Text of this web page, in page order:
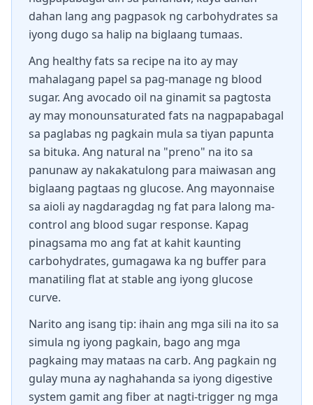
dahan lang ang pagpasok ng carbohydrates sa
iyong dugo sa halip na biglaang tumaas.
Ang healthy fats sa recipe na ito ay may
mahalagang papel sa pag-manage ng blood
sugar. Ang avocado oil na ginamit sa pagtosta
ay may monounsaturated fats na nagpapabagal
sa paglabas ng pagkain mula sa tiyan papunta
sa bituka. Ang natural na "preno" na ito sa
panunaw ay nakakatulong para maiwasan ang
biglaang pagtaas ng glucose. Ang mayonnaise
sa aioli ay nagdaragdag ng fat para lalong ma-
control ang blood sugar response. Kapag
pinagsama mo ang fat at kahit kaunting
carbohydrates, gumagawa ka ng buffer para
manatiling flat at stable ang iyong glucose
curve.
Narito ang isang tip: ihain ang mga sili na ito sa
simula ng iyong pagkain, bago ang mga
pagkaing may mataas na carb. Ang pagkain ng
gulay muna ay naghahanda sa iyong digestive
system gamit ang fiber at nagti-trigger ng mga